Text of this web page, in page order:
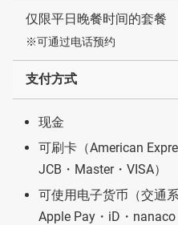
仅限平日晚餐时间的套餐
※可通过电话预约
支付方式
现金
可刷卡（American
JCB・Master・VISA）
可使用电子货币（交通
Apple Pay・iD・nanaco